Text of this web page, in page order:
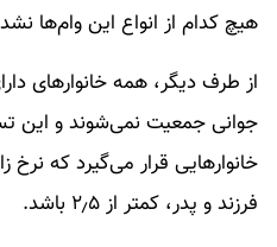
هیچ کدام از انواع این وام‌ها
از طرف دیگر، همه خانوارهای
جوانی جمعیت نمی‌شوند و این
خانوارهایی قرار می‌گیرد که
فرزند و پدر، کمتر از ۲٫۵ باشد.